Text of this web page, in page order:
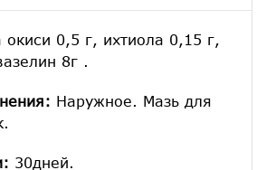
окиси 0,5 г, ихтиола 0,15 г,
8г .
Наружное. Мазь для
30дней.